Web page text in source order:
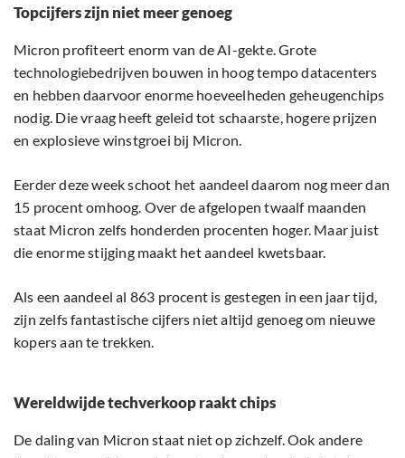
Topcijfers zijn niet meer genoeg
Micron profiteert enorm van de AI-gekte. Grote
technologiebedrijven bouwen in hoog tempo datacenters
en hebben daarvoor enorme hoeveelheden geheugenchips
nodig. Die vraag heeft geleid tot schaarste, hogere prijzen
en explosieve winstgroei bij Micron.
Eerder deze week schoot het aandeel daarom nog meer dan
15 procent omhoog. Over de afgelopen twaalf maanden
staat Micron zelfs honderden procenten hoger. Maar juist
die enorme stijging maakt het aandeel kwetsbaar.
Als een aandeel al 863 procent is gestegen in een jaar tijd,
zijn zelfs fantastische cijfers niet altijd genoeg om nieuwe
kopers aan te trekken.
Wereldwijde techverkoop raakt chips
De daling van Micron staat niet op zichzelf. Ook andere